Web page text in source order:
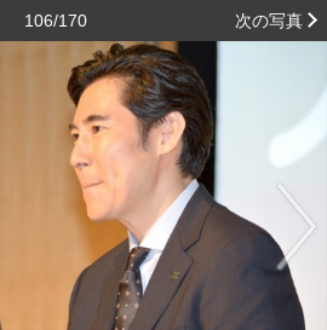
106/170 次の写真